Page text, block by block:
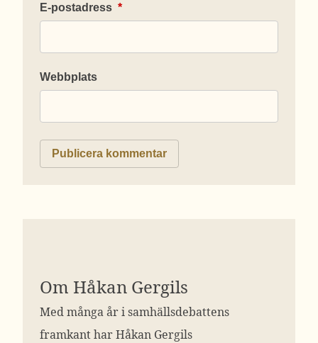
E-postadress *
Webbplats
Om Håkan Gergils
Med många år i samhällsdebattens
framkant har Håkan Gergils